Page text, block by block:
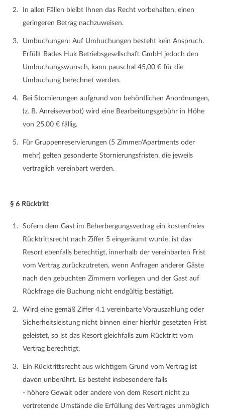
In allen Fällen bleibt Ihnen das Recht vorbehalten, einen
geringeren Betrag nachzuweisen.
Umbuchungen: Auf Umbuchungen besteht kein Anspruch.
Erfüllt Bades Huk Betriebsgesellschaft GmbH jedoch den
Umbuchungswunsch, kann pauschal 45,00 € für die
Umbuchung berechnet werden.
Bei Stornierungen aufgrund von behördlichen Anordnungen,
(z. B. Anreiseverbot) wird eine Bearbeitungsgebühr in Höhe
von 25,00 € fällig.
Für Gruppenreservierungen (5 Zimmer/Apartments oder
mehr) gelten gesonderte Stornierungsfristen, die jeweils
vertraglich vereinbart werden.
§ 6 Rücktritt
Sofern dem Gast im Beherbergungsvertrag ein kostenfreies
Rücktrittsrecht nach Ziffer 5 eingeräumt wurde, ist das
Resort ebenfalls berechtigt, innerhalb der vereinbarten Frist
vom Vertrag zurückzutreten, wenn Anfragen anderer Gäste
nach den gebuchten Zimmern vorliegen und der Gast auf
Rückfrage die Buchung nicht endgültig bestätigt.
Wird eine gemäß Ziffer 4.1 vereinbarte Vorauszahlung oder
Sicherheitsleistung nicht binnen einer hierfür gesetzten Frist
geleistet, so ist das Resort gleichfalls zum Rücktritt vom
Vertrag berechtigt.
Ein Rücktrittsrecht aus wichtigem Grund vom Vertrag ist
davon unberührt. Es besteht insbesondere falls
- höhere Gewalt oder andere von dem Resort nicht zu
vertretende Umstände die Erfüllung des Vertrages unmöglich